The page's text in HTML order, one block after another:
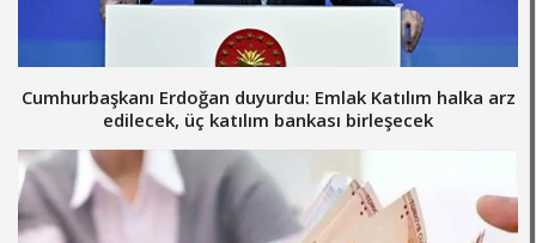
Cumhurbaşkanı Erdoğan duyurdu: Emlak Katılım halka arz
edilecek, üç katılım bankası birleşecek